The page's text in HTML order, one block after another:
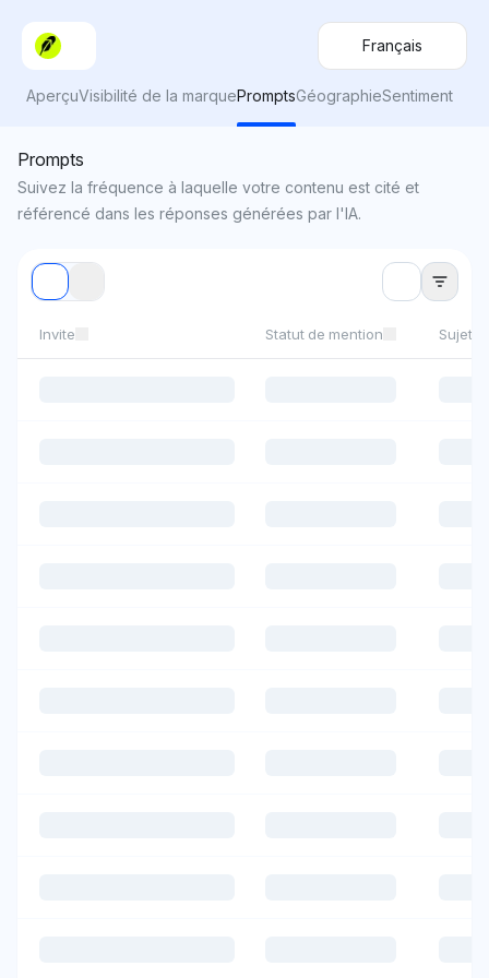
Français
AperçuVisibilité de la marquePromptsGéographieSentiment
Prompts
Suivez la fréquence à laquelle votre contenu est cité et
référencé dans les réponses générées par l'IA.
Invite Statut de mention Sujets